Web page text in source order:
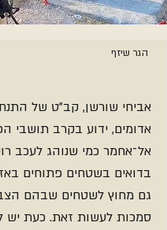
הגר שיזף
אביחי שורשן, קב"ט של
אדומים, ידוע בקרב תושבי
אל־אחמר כמי שנוהג לעכב
בדואים בשטחים פתוחים
גם מחוץ לשטחים שבהם
סמכות לעשות זאת. כעת יש